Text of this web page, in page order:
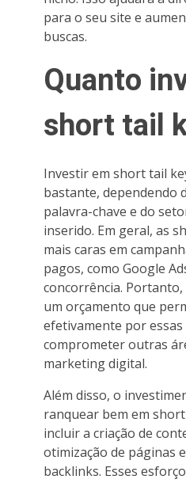
para o seu site e
buscas.
Quanto
short tail
Investir em short tail
bastante, dependendo
palavra-chave e do
inserido. Em geral, as
mais caras em
pagos, como Google
concorrência.
um orçamento que
efetivamente por essas
comprometer outras
marketing digital.
Além disso, o
ranquear bem em
incluir a criação de
otimização de páginas
backlinks. Esses